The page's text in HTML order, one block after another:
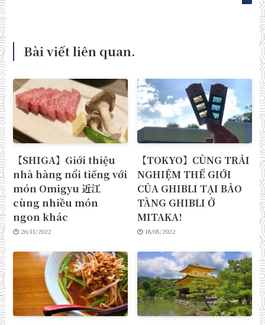
Bài viết liên quan.
【SHIGA】Giới thiệu
nhà hàng nổi tiếng với
món Omigyu 近江
cùng nhiều món
ngon khác
26/11/2022
【TOKYO】CÙNG TRẢI
NGHIỆM THẾ GIỚI
CỦA GHIBLI TẠI BẢO
TÀNG GHIBLI Ở
MITAKA!
18/05/2022